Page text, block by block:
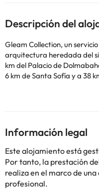
Descripción del
Gleam Collection, un
arquitectura heredada del
km del Palacio de
6 km de Santa Sofía y a 38
información de esta ficha
Información legal
Este alojamiento está
Por tanto, la prestación
realiza en el marco de
profesional.